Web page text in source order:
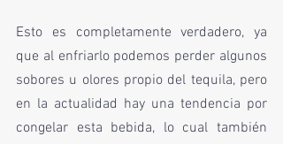
Esto es completamente verdadero, ya
que al enfriarlo podemos perder algunos
sobores u olores propio del tequila, pero
en la actualidad hay una tendencia por
congelar esta bebida, lo cual también